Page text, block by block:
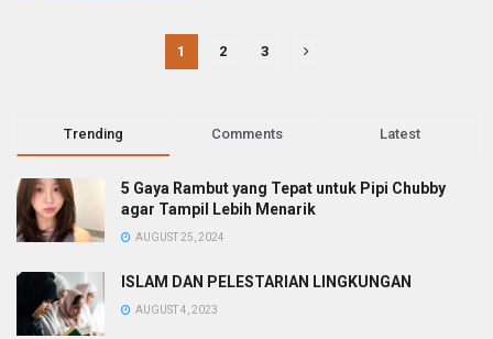
1 2 3
Trending Comments Latest
5 Gaya Rambut yang Tepat untuk Pipi Chubby
agar Tampil Lebih Menarik
AUGUST 25, 2024
ISLAM DAN PELESTARIAN LINGKUNGAN
AUGUST 4, 2023